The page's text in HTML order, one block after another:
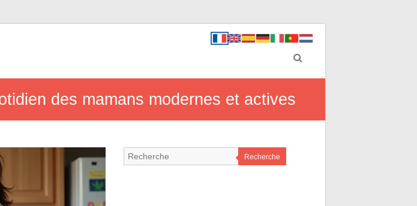
des mamans modernes et actives
Recherche